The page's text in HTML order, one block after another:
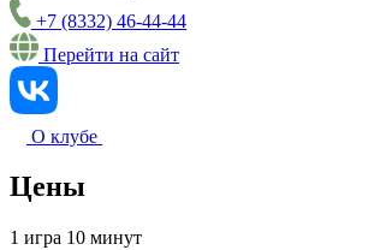
+7 (8332) 46-44-44
Перейти на сайт
О клубе
Цены
1 игра 10 минут